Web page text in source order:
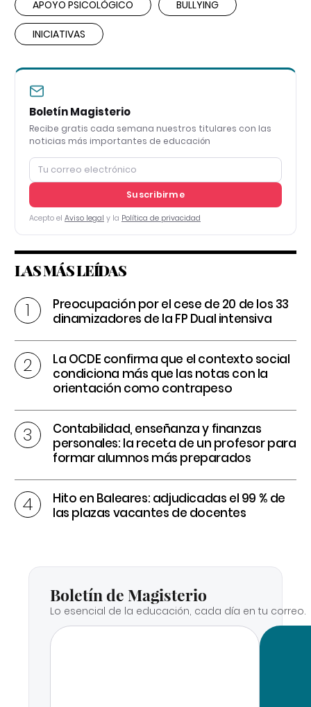
APOYO PSICOLÓGICO BULLYING
INICIATIVAS
Boletín Magisterio
Recibe gratis cada semana nuestros titulares con las
noticias más importantes de educación
Suscribirme
Acepto el Aviso legal y la Política de privacidad
LAS MÁS LEÍDAS
Preocupación por el cese de 20 de los 33
dinamizadores de la FP Dual intensiva
La OCDE confirma que el contexto social
condiciona más que las notas con la
orientación como contrapeso
Contabilidad, enseñanza y finanzas
personales: la receta de un profesor para
formar alumnos más preparados
Hito en Baleares: adjudicadas el 99 % de
las plazas vacantes de docentes
Boletín de Magisterio
Lo esencial de la educación, cada día en tu correo.